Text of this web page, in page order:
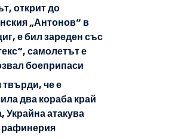
открит до
„Антонов“ в
е бил зареден със
самолетът е
боеприпаси
твърди, че е
два кораба край
Украйна атакува
рафинерия